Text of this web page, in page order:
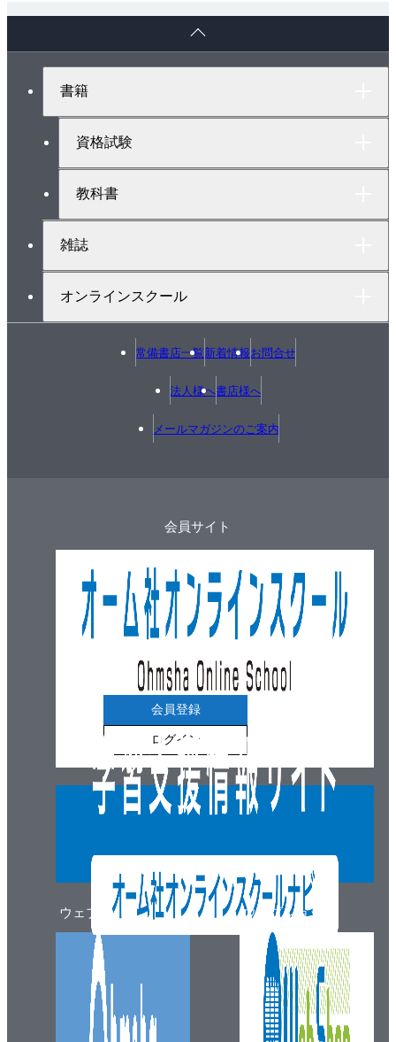
書籍
資格試験
教科書
雑誌
オンラインスクール
常備書店一覧新着情報お問合せ
法人様へ書店様へ
メールマガジンのご案内
ウェブマガジン
会員サイト
会員登録
ログイン
ウェブショップ